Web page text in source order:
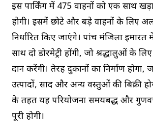
इस पार्किंग में 475 वाहनों को एक साथ
होगी। इसमें छोटे और बड़े वाहनों के लिए
निर्धारित किए जाएंगे। पांच मंजिला इमारत
साथ दो डोरमेट्री होंगी, जो श्रद्धालुओं के
प्रदान करेंगी। तेरह दुकानों का निर्माण होगा,
उत्पादों, प्रसाद और अन्य वस्तुओं की बिक्री
के तहत यह परियोजना समयबद्ध और
पूरी होगी।